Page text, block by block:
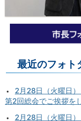
最近のフォト
2月28日（火曜日
第2回総会でご挨拶を
2月28日（火曜日